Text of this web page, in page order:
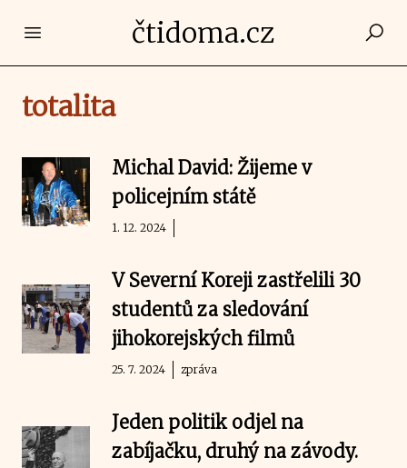
Open main menučtidoma.cz
totalita
Michal David: Žijeme v
policejním státě
1. 12. 2024
V Severní Koreji zastřelili 30
studentů za sledování
jihokorejských filmů
25. 7. 2024 zpráva
Jeden politik odjel na
zabíjačku, druhý na závody.